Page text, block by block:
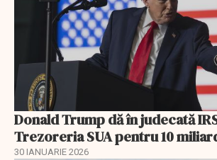
Donald Trump dă în judecată
Trezoreria SUA pentru 10
30 IANUARIE 2026